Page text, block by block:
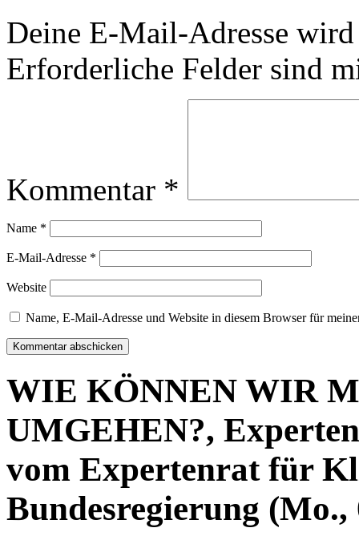
Deine E-Mail-Adresse
Erforderliche Felder sind
Kommentar *
Name *
E-Mail-Adresse *
Website
Name, E-Mail-Adresse und Website in diesem Browser für
WIE KÖNNEN WIR
UMGEHEN?,
vom Expertenrat für
Bundesregierung (Mo.,